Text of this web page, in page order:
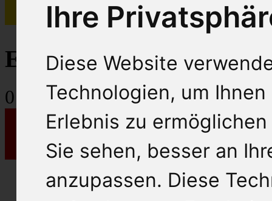
Ihre
Diese Website
Technologien, um
Erlebnis zu
Sie sehen, besser an
anzupassen. Diese
(0)
Einkaufs Wagen
0 Artikel